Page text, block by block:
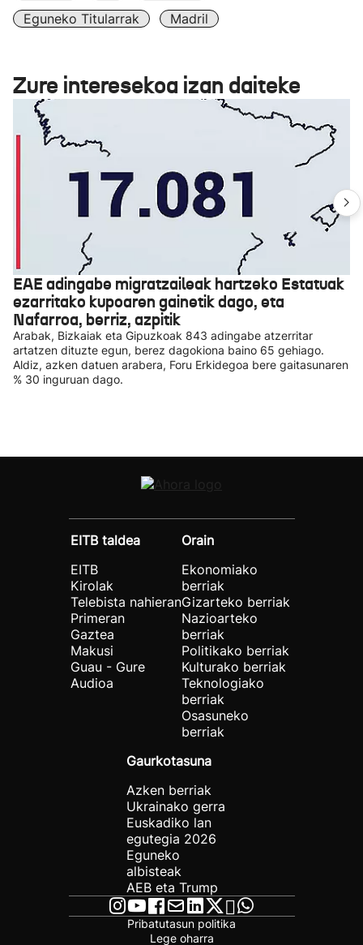
Eguneko Titularrak
Madril
Zure interesekoa izan daiteke
EAE adingabe migratzaileak hartzeko Estatuak
ezarritako kupoaren gainetik dago, eta
Nafarroa, berriz, azpitik
Arabak, Bizkaiak eta Gipuzkoak 843 adingabe atzerritar
artatzen dituzte egun, berez dagokiona baino 65 gehiago.
Aldiz, azken datuen arabera, Foru Erkidegoa bere gaitasunaren
% 30 inguruan dago.
EITB taldea
EITB
Kirolak
Telebista nahieran
Primeran
Gaztea
Makusi
Guau - Gure
Audioa
Orain
Ekonomiako
berriak
Gizarteko berriak
Nazioarteko
berriak
Politikako berriak
Kulturako berriak
Teknologiako
berriak
Osasuneko
berriak
Gaurkotasuna
Azken berriak
Ukrainako gerra
Euskadiko lan
egutegia 2026
Eguneko
albisteak
AEB eta Trump
Pribatutasun politika
Lege oharra